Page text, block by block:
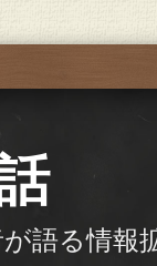
語る情報